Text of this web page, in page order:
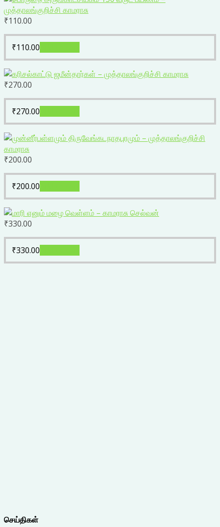
₹110.00
₹110.00
₹270.00
₹270.00
₹200.00
₹200.00
₹330.00
₹330.00
செய்திகள்